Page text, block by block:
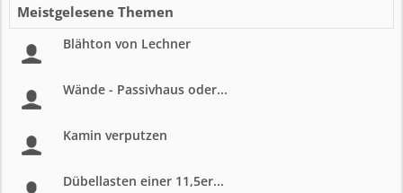
Meistgelesene Themen
Blähton von Lechner
Wände - Passivhaus oder...
Kamin verputzen
Dübellasten einer 11,5er...